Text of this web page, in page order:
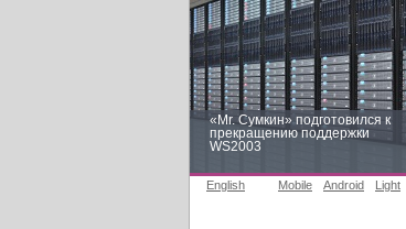
«Mr. Сумкин» подготовился к
прекращению поддержки
WS2003
English Mobile Android Light